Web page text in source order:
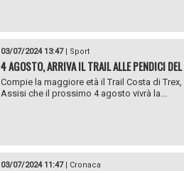
03/07/2024 13:47| Sport
4 AGOSTO, ARRIVA IL TRAIL ALLE PENDICI
Compie la maggiore età il Trail Costa di
Assisi che il prossimo 4 agosto vivrà la...
03/07/2024 11:47| Cronaca